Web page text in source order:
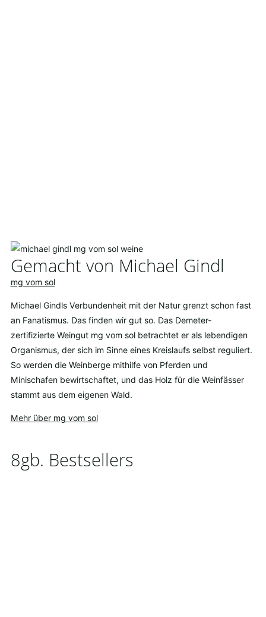
Gemacht von Michael Gindl
mg vom sol
Michael Gindls Verbundenheit mit der Natur grenzt schon fast
an Fanatismus. Das finden wir gut so. Das Demeter-
zertifizierte Weingut mg vom sol betrachtet er als lebendigen
Organismus, der sich im Sinne eines Kreislaufs selbst reguliert.
So werden die Weinberge mithilfe von Pferden und
Minischafen bewirtschaftet, und das Holz für die Weinfässer
stammt aus dem eigenen Wald.
Mehr über mg vom sol
8gb. Bestsellers